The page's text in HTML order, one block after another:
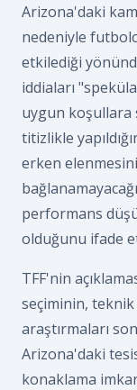
Arizona'daki
nedeniyle
etkilediği
iddiaları
uygun koşullara
titizlikle
erken
performans
olduğunu ifade
TFF'nin
seçiminin, teknik
araştırmaları
Arizona'daki
konaklama